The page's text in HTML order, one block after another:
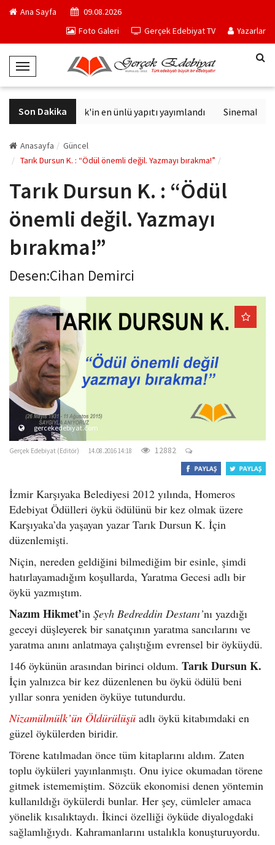
Ana Sayfa
09.08.2026
Foto Galeri
Gerçek Edebiyat TV Yazarlar
T
o
g
g
e
N
v
g
t
o
n
Son Dakika
Philip K. Dick'in en ünlü yapıtı yayımlandı
Anasayfa
Güncel
Tarık Dursun K. : “Ödül önemli değil. Yazmayı bırakma!”
Tarık Dursun K. : “Ödül
önemli değil. Yazmayı
bırakma!”
Desen:Cihan Demirci
gercekedebiyat.com
Gerçek Edebiyat (Editör) 14.08.2016 14:18 12882
İzmir Karşıyaka Belediyesi 2012 yılında, Homeros
Edebiyat Ödülleri öykü ödülünü bir kez olmak üzere
Karşıyaka’da yaşayan yazar Tarık Dursun K. İçin
düzenlemişti.
Niçin, nereden geldiğini bilmediğim bir esinle, şimdi
hatırlayamadığım koşullarda, Yaratma Gecesi adlı bir
öykü yazmıştım.
Nazım Hikmet’in Şeyh Bedreddin Destanı’nı yazdığı
geceyi düşleyerek bir sanatçının yaratma sancılarını ve
yaratma anını anlatmaya çalıştığım evrensel bir öyküydü.
146 öykünün arasından birinci oldum. Tarık Dursun K.
İçin yalnızca bir kez düzenlenen bu öykü ödülü beni
yıllar sonra yeniden öyküye tutundurdu.
Nizamülmülk’ün Öldürülüşü adlı öykü kitabımdaki en
güzel öykülerden biridir.
Törene katılmadan önce tüm kitaplarını aldım. Zaten
toplu öyküleri yayınlanmıştı. Onu iyice okumadan törene
gitmek istememiştim. Sözcük ekonomisi denen yöntemin
kullanıldığı öykülerdi bunlar. Her şey, cümleler amaca
yönelik kısalıktaydı. İkinci özelliği öyküde diyalogdaki
sağlamlığıydı. Kahramanlarını ustalıkla konuşturuyordu.